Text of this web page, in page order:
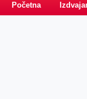
Početna